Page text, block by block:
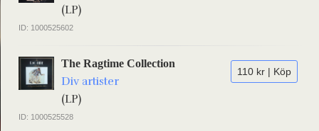
(LP)
ID: 1000525602
110 kr | Köp
The Ragtime Collection
Div artister
(LP)
ID: 1000525528